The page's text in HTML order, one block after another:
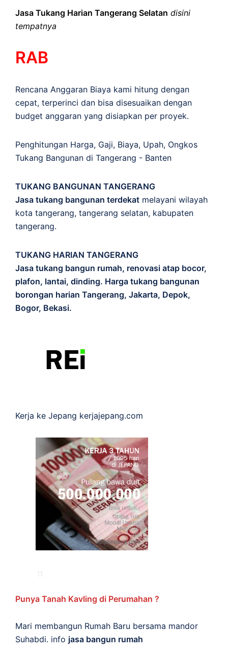
Jasa Tukang Harian Tangerang Selatan disini
tempatnya
RAB
Rencana Anggaran Biaya kami hitung dengan
cepat, terperinci dan bisa disesuaikan dengan
budget anggaran yang disiapkan per proyek.
Penghitungan Harga, Gaji, Biaya, Upah, Ongkos
Tukang Bangunan di Tangerang - Banten
TUKANG BANGUNAN TANGERANG
Jasa tukang bangunan terdekat melayani wilayah
kota tangerang, tangerang selatan, kabupaten
tangerang.
TUKANG HARIAN TANGERANG
Jasa tukang bangun rumah, renovasi atap bocor,
plafon, lantai, dinding. Harga tukang bangunan
borongan harian Tangerang, Jakarta, Depok,
Bogor, Bekasi.
Kerja ke Jepang kerjajepang.com
Punya Tanah Kavling di Perumahan ?
Mari membangun Rumah Baru bersama mandor
Suhabdi. info jasa bangun rumah